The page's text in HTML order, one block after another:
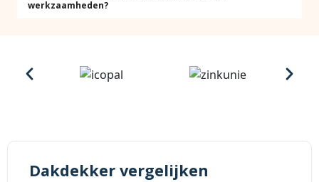
werkzaamheden?
Dakdekker vergelijken